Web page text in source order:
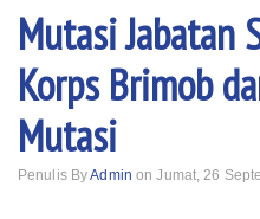
Mutasi Jabatan
Korps Brimob
Mutasi
Penulis ByAdmin on Jumat, 26